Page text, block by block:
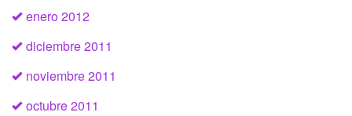
enero 2012
diciembre 2011
noviembre 2011
octubre 2011